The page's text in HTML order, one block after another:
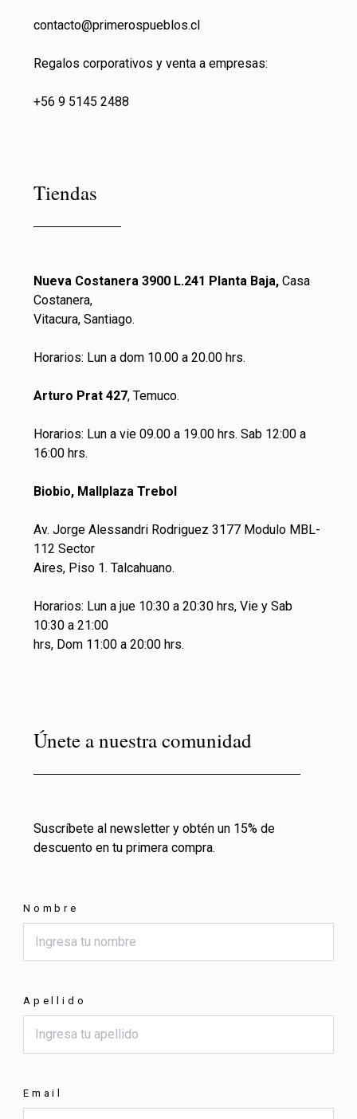
contacto@primerospueblos.cl
Regalos corporativos y venta a empresas:
+56 9 5145 2488
Tiendas
Nueva Costanera 3900 L.241 Planta Baja, Casa
Costanera,
Vitacura, Santiago.
Horarios: Lun a dom 10.00 a 20.00 hrs.
Arturo Prat 427, Temuco.
Horarios: Lun a vie 09.00 a 19.00 hrs. Sab 12:00 a
16:00 hrs.
Biobio, Mallplaza Trebol
Av. Jorge Alessandri Rodriguez 3177 Modulo MBL-
112 Sector
Aires, Piso 1. Talcahuano.
Horarios: Lun a jue 10:30 a 20:30 hrs, Vie y Sab
10:30 a 21:00
hrs, Dom 11:00 a 20:00 hrs.
Únete a nuestra comunidad
Suscríbete al newsletter y obtén un 15% de
descuento en tu primera compra.
Nombre
Apellido
Email